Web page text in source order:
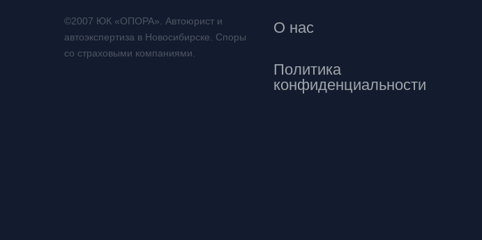
©2007 ЮК «ОПОРА». Автоюрист и
автоэкспертиза в Новосибирске. Споры
со страховыми компаниями.
О нас
Политика
конфиденциальности